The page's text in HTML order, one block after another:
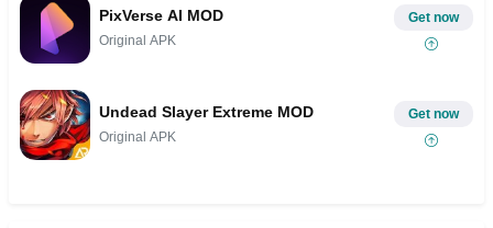
PixVerse AI MOD
Original APK
Get now
Undead Slayer Extreme MOD
Original APK
Get now